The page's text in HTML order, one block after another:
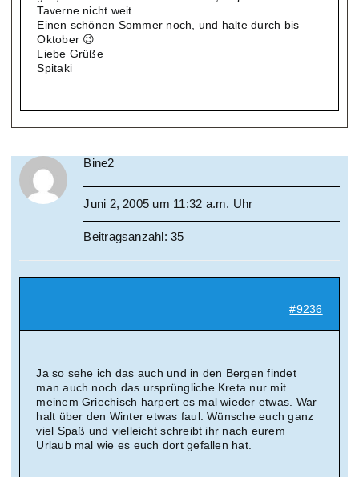
Taverne nicht weit.
Einen schönen Sommer noch, und halte durch bis
Oktober 😉
Liebe Grüße
Spitaki
Bine2
Juni 2, 2005 um 11:32 a.m. Uhr
Beitragsanzahl: 35
#9236
Ja so sehe ich das auch und in den Bergen findet
man auch noch das ursprüngliche Kreta nur mit
meinem Griechisch harpert es mal wieder etwas. War
halt über den Winter etwas faul. Wünsche euch ganz
viel Spaß und vielleicht schreibt ihr nach eurem
Urlaub mal wie es euch dort gefallen hat.